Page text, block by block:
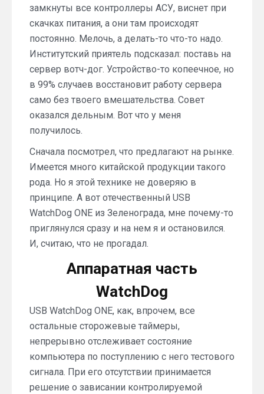
замкнуты все контроллеры АСУ, виснет при
скачках питания, а они там происходят
постоянно. Мелочь, а делать-то что-то надо.
Институтский приятель подсказал: поставь на
сервер вотч-дог. Устройство-то копеечное, но
в 99% случаев восстановит работу сервера
само без твоего вмешательства. Совет
оказался дельным. Вот что у меня
получилось.
Сначала посмотрел, что предлагают на рынке.
Имеется много китайской продукции такого
рода. Но я этой технике не доверяю в
принципе. А вот отечественный USB
WatchDog ONE из Зеленограда, мне почему-то
приглянулся сразу и на нем я и остановился.
И, считаю, что не прогадал.
Аппаратная часть
WatchDog
USB WatchDog ONE, как, впрочем, все
остальные сторожевые таймеры,
непрерывно отслеживает состояние
компьютера по поступлению с него тестового
сигнала. При его отсутствии принимается
решение о зависании контролируемой